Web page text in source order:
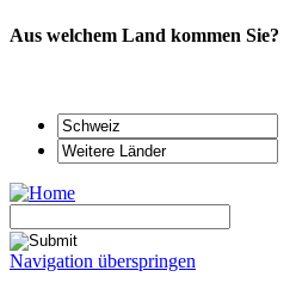
Aus welchem Land kommen Sie?
Navigation überspringen